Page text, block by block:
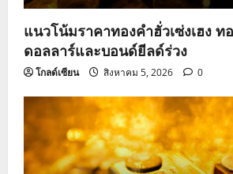
แนวโน้มราคาทองคำฮั่วเซ่งเฮง
ดอลลาร์และบอนด์ยีลด์ร่วง
โกลด์เซียน สิงหาคม 5, 2026 0